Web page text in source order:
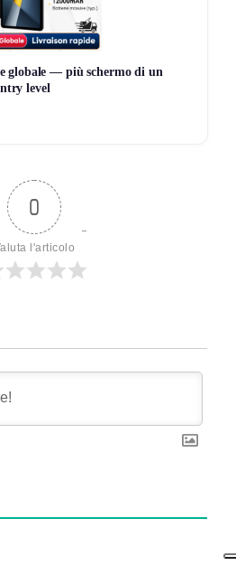
globale — più schermo di un
level
0
l'articolo